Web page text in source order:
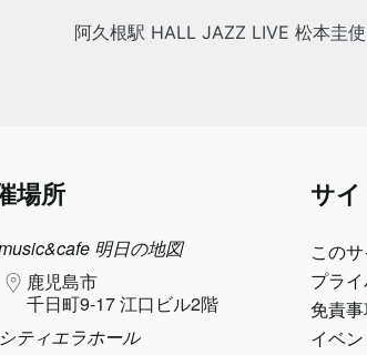
阿久根駅 HALL JAZZ LIVE 松本圭
場所
明日の地図
鹿児島市
千日町9-17 江口ビル2階
シティエラホール
サ
この
プラ
免責
イベ